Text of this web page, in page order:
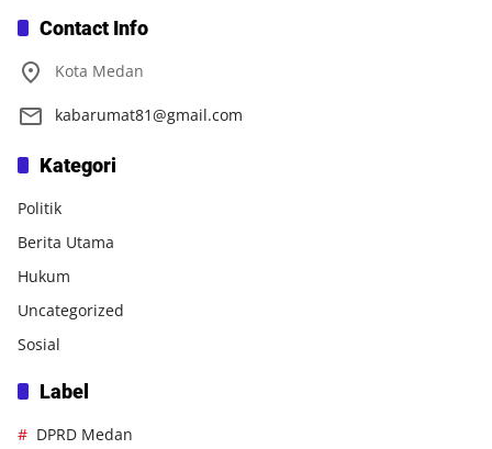
Contact Info
Kota Medan
kabarumat81@gmail.com
Kategori
Politik
Berita Utama
Hukum
Uncategorized
Sosial
Label
DPRD Medan